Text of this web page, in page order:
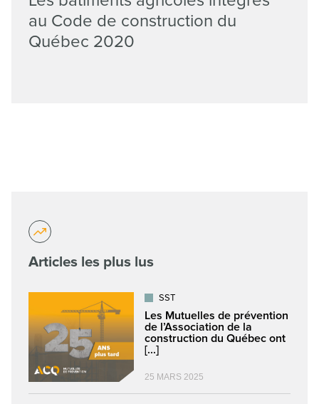
au Code de construction du
Québec 2020
Articles les plus lus
SST
Les Mutuelles de prévention
de l’Association de la
construction du Québec ont
[...]
25 MARS 2025